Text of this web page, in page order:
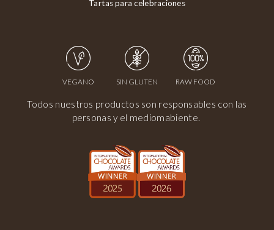
Tartas para celebraciones
VEGANO SIN GLUTEN RAW FOOD
Todos nuestros productos son responsables con las
personas y el mediomabiente.